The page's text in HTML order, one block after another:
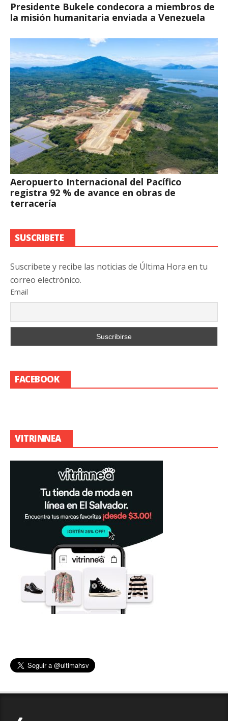
Presidente Bukele condecora a miembros de
la misión humanitaria enviada a Venezuela
Aeropuerto Internacional del Pacífico
registra 92 % de avance en obras de
terracería
SUSCRIBETE
Suscribete y recibe las noticias de Última Hora en tu
correo electrónico.
Email
FACEBOOK
VITRINNEA